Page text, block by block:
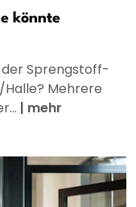
könnte
Sprengstoff-
Halle? Mehrere
| mehr